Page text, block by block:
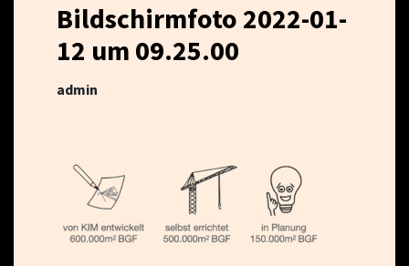
Bildschirmfoto 2022-01-
12 um 09.25.00
admin